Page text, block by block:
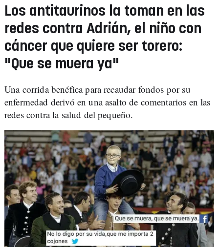
Los antitaurinos la toman en las
redes contra Adrián, el niño con
cáncer que quiere ser torero:
"Que se muera ya"
Una corrida benéfica para recaudar fondos por su
enfermedad derivó en una asalto de comentarios en las
redes contra la salud del pequeño.